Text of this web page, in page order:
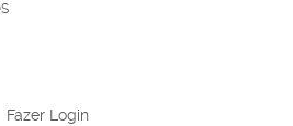
Fazer Login